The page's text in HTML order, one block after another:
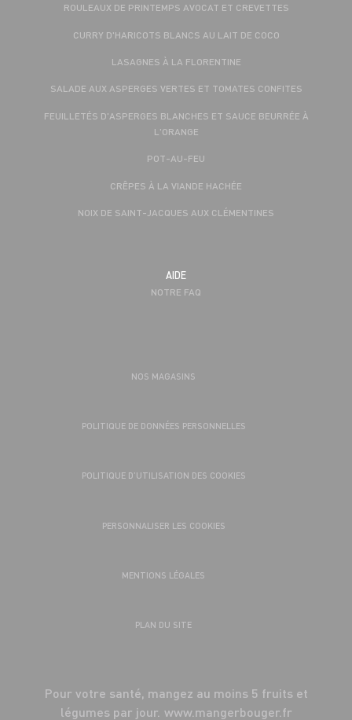
ROULEAUX DE PRINTEMPS AVOCAT ET CREVETTES
CURRY D'HARICOTS BLANCS AU LAIT DE COCO
LASAGNES À LA FLORENTINE
SALADE AUX ASPERGES VERTES ET TOMATES CONFITES
FEUILLETÉS D'ASPERGES BLANCHES ET SAUCE BEURRÉE À
L'ORANGE
POT-AU-FEU
CRÊPES À LA VIANDE HACHÉE
NOIX DE SAINT-JACQUES AUX CLÉMENTINES
AIDE
NOTRE FAQ
NOS MAGASINS
POLITIQUE DE DONNÉES PERSONNELLES
POLITIQUE D’UTILISATION DES COOKIES
PERSONNALISER LES COOKIES
MENTIONS LÉGALES
PLAN DU SITE
Pour votre santé, mangez au moins 5 fruits et
légumes par jour. www.mangerbouger.fr